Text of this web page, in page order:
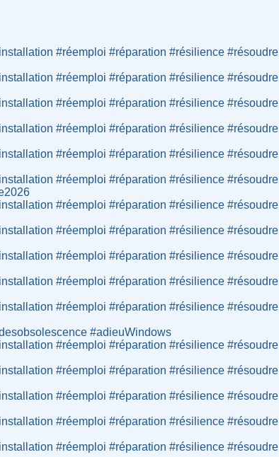
#réemploi #réparation #résilience #résoudre
#réemploi #réparation #résilience #résoudre
#réemploi #réparation #résilience #résoudre
#réemploi #réparation #résilience #résoudre
#réemploi #réparation #résilience #résoudre
#réemploi #réparation #résilience #résoudre
#réemploi #réparation #résilience #résoudre
#réemploi #réparation #résilience #résoudre
#réemploi #réparation #résilience #résoudre
#réemploi #réparation #résilience #résoudre
#réemploi #réparation #résilience #résoudre
#adieuWindows
#réemploi #réparation #résilience #résoudre
#réemploi #réparation #résilience #résoudre
#réemploi #réparation #résilience #résoudre
#réemploi #réparation #résilience #résoudre
#réemploi #réparation #résilience #résoudre